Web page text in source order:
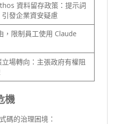
資料留存政策：提示詞
發企業資安疑慮
，限制員工使用 Claude
場轉向：主張政府有權阻
機
碼的治理困境：